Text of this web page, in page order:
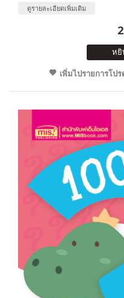
ดูรายละเอียดเพิ่มเติม
หยิ
เพิ่มไปรายการโปร